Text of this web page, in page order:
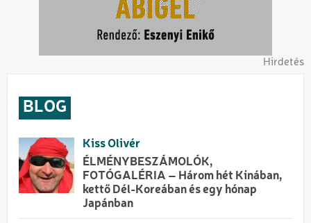
Hirdetés
BLOG
Kiss Olivér
ÉLMÉNYBESZÁMOLÓK,
FOTÓGALÉRIA – Három hét Kínában,
kettő Dél-Koreában és egy hónap
Japánban